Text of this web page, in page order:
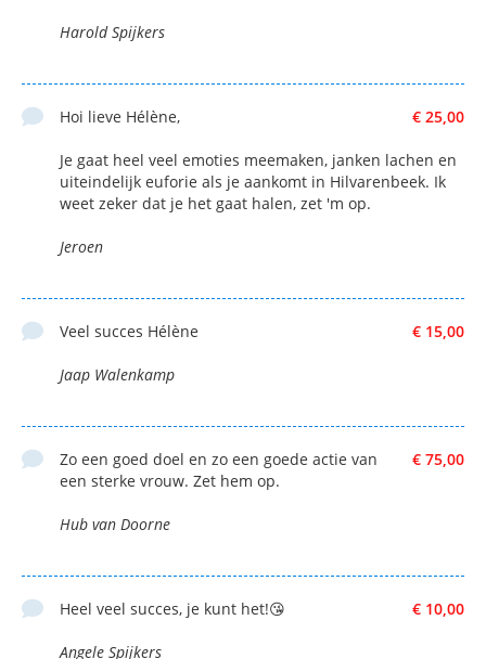
Harold Spijkers
€ 25,00
Hoi lieve Hélène,
Je gaat heel veel emoties meemaken, janken lachen en
uiteindelijk euforie als je aankomt in Hilvarenbeek. Ik
weet zeker dat je het gaat halen, zet 'm op.
Jeroen
€ 15,00
Veel succes Hélène
Jaap Walenkamp
€ 75,00
Zo een goed doel en zo een goede actie van
een sterke vrouw. Zet hem op.
Hub van Doorne
€ 10,00
Heel veel succes, je kunt het!😘
Angele Spijkers